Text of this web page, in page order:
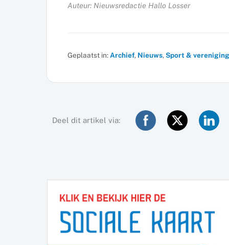
Auteur: Nieuwsredactie Hallo Losser
Geplaatst in: Archief, Nieuws,Sport &
Deel dit artikel via: